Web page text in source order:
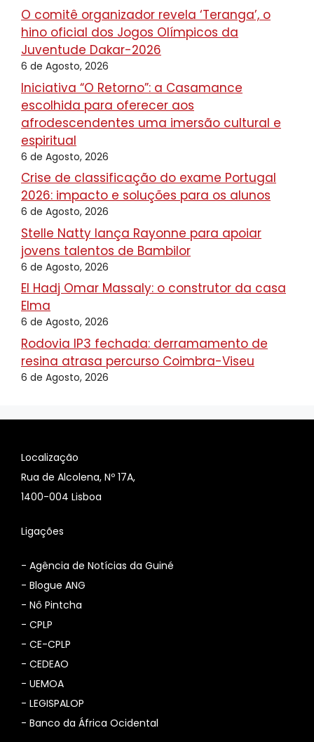
O comitê organizador revela ‘Teranga’, o
hino oficial dos Jogos Olímpicos da
Juventude Dakar-2026
6 de Agosto, 2026
Iniciativa “O Retorno”: a Casamance
escolhida para oferecer aos
afrodescendentes uma imersão cultural e
espiritual
6 de Agosto, 2026
Crise de classificação do exame Portugal
2026: impacto e soluções para os alunos
6 de Agosto, 2026
Stelle Natty lança Rayonne para apoiar
jovens talentos de Bambilor
6 de Agosto, 2026
El Hadj Omar Massaly: o construtor da casa
Elma
6 de Agosto, 2026
Rodovia IP3 fechada: derramamento de
resina atrasa percurso Coimbra-Viseu
6 de Agosto, 2026
Localização
Rua de Alcolena, Nº 17A,
1400-004 Lisboa
Ligações
- Agência de Notícias da Guiné
- Blogue ANG
- Nô Pintcha
- CPLP
- CE-CPLP
- CEDEAO
- UEMOA
- LEGISPALOP
- Banco da África Ocidental